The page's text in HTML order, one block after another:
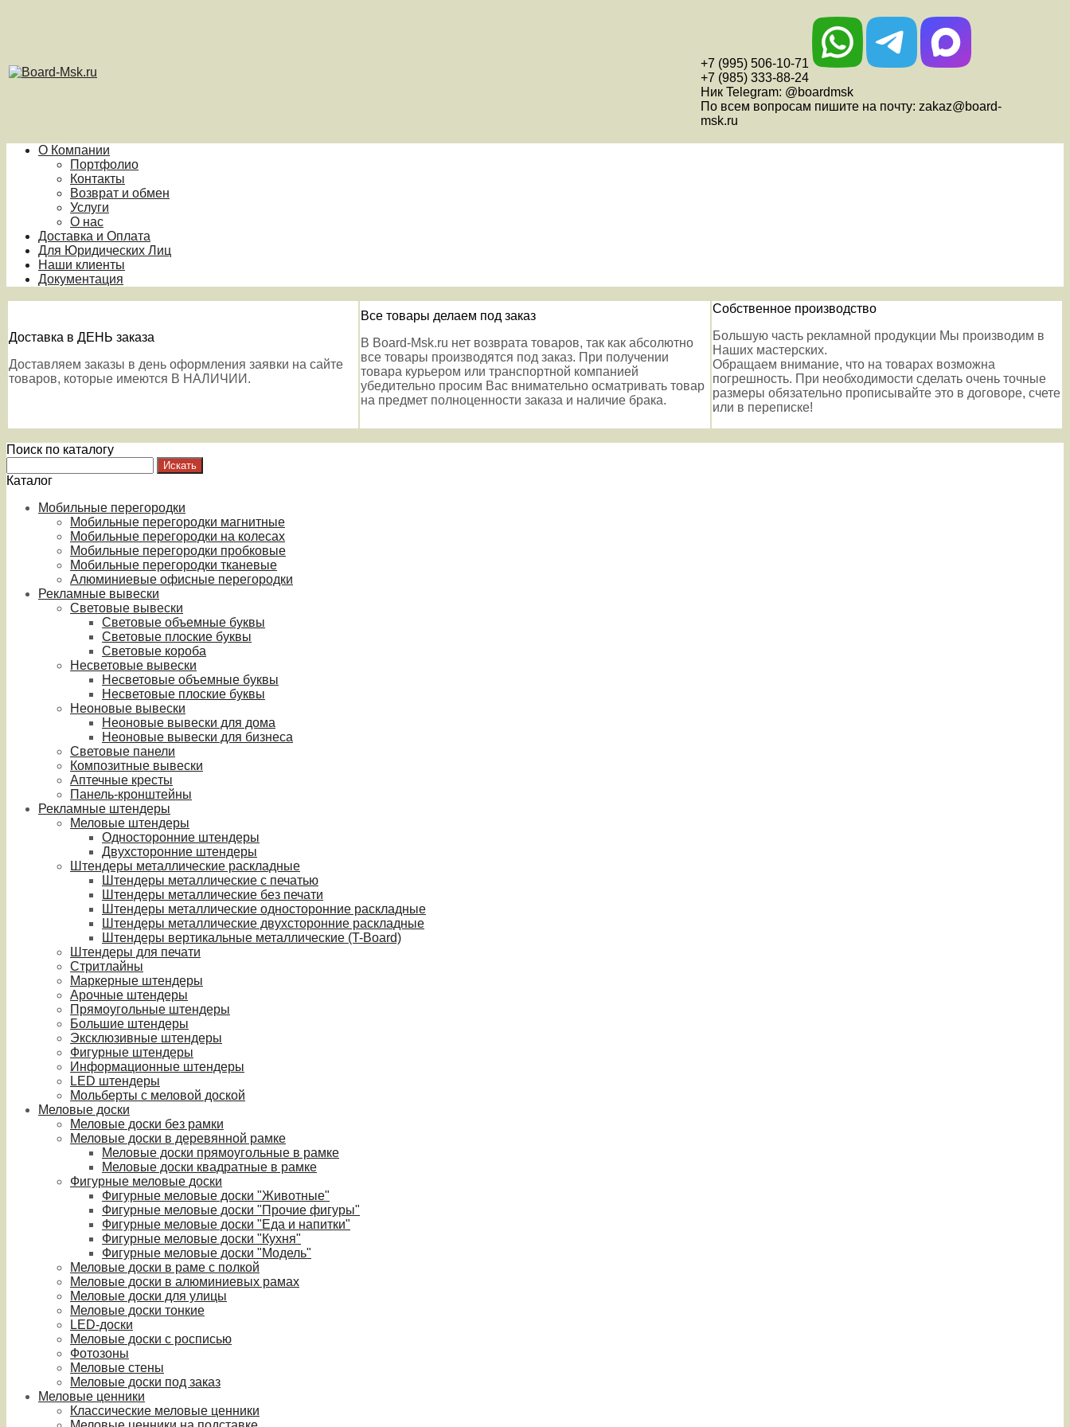
+7 (995) 506-10-71
+7 (985) 333-88-24
Ник Telegram: @boardmsk
По всем вопросам пишите на почту: zakaz@board-
msk.ru
О Компании
Портфолио
Контакты
Возврат и обмен
Услуги
О нас
Доставка и Оплата
Для Юридических Лиц
Наши клиенты
Документация
Доставка в ДЕНЬ заказа
Доставляем заказы в день оформления заявки на сайте
товаров, которые имеются В НАЛИЧИИ.
Все товары делаем под заказ
В Board-Msk.ru нет возврата товаров, так как абсолютно
все товары производятся под заказ. При получении
товара курьером или транспортной компанией
убедительно просим Вас внимательно осматривать товар
на предмет полноценности заказа и наличие брака.
Собственное производство
Большую часть рекламной продукции Мы производим в
Наших мастерских.
Обращаем внимание, что на товарах возможна
погрешность. При необходимости сделать очень точные
размеры обязательно прописывайте это в договоре, счете
или в переписке!
Поиск по каталогу
Каталог
Мобильные перегородки
Мобильные перегородки магнитные
Мобильные перегородки на колесах
Мобильные перегородки пробковые
Мобильные перегородки тканевые
Алюминиевые офисные перегородки
Рекламные вывески
Световые вывески
Световые объемные буквы
Световые плоские буквы
Световые короба
Несветовые вывески
Несветовые объемные буквы
Несветовые плоские буквы
Неоновые вывески
Неоновые вывески для дома
Неоновые вывески для бизнеса
Световые панели
Композитные вывески
Аптечные кресты
Панель-кронштейны
Рекламные штендеры
Меловые штендеры
Односторонние штендеры
Двухсторонние штендеры
Штендеры металлические раскладные
Штендеры металлические с печатью
Штендеры металлические без печати
Штендеры металлические односторонние раскладные
Штендеры металлические двухсторонние раскладные
Штендеры вертикальные металлические (T-Board)
Штендеры для печати
Стритлайны
Маркерные штендеры
Арочные штендеры
Прямоугольные штендеры
Большие штендеры
Эксклюзивные штендеры
Фигурные штендеры
Информационные штендеры
LED штендеры
Мольберты с меловой доской
Меловые доски
Меловые доски без рамки
Меловые доски в деревянной рамке
Меловые доски прямоугольные в рамке
Меловые доски квадратные в рамке
Фигурные меловые доски
Фигурные меловые доски "Животные"
Фигурные меловые доски "Прочие фигуры"
Фигурные меловые доски "Еда и напитки"
Фигурные меловые доски "Кухня"
Фигурные меловые доски "Модель"
Меловые доски в раме с полкой
Меловые доски в алюминиевых рамах
Меловые доски для улицы
Меловые доски тонкие
LED-доски
Меловые доски с росписью
Фотозоны
Меловые стены
Меловые доски под заказ
Меловые ценники
Классические меловые ценники